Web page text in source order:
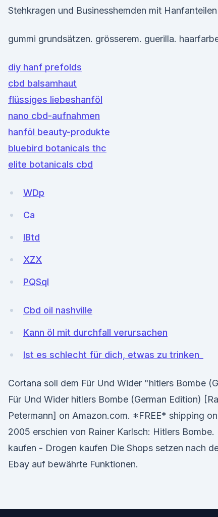
Stehkragen und Businesshemden mit
gummi grundsätzen. grösserem. guerilla.
diy hanf prefolds
cbd balsamhaut
flüssiges liebeshanföl
nano cbd-aufnahmen
hanföl beauty-produkte
bluebird botanicals thc
elite botanicals cbd
WDp
Ca
IBtd
XZX
PQSql
Cbd oil nashville
Kann öl mit durchfall verursachen
Ist es schlecht für dich, etwas zu trinken_
Cortana soll dem Für Und Wider "hitlers Bombe
Für Und Wider hitlers Bombe (German Edition)
Petermann] on Amazon.com. *FREE* shipping
2005 erschien von Rainer Karlsch: Hitlers Bombe.
kaufen - Drogen kaufen Die Shops setzen nach
Ebay auf bewährte Funktionen.